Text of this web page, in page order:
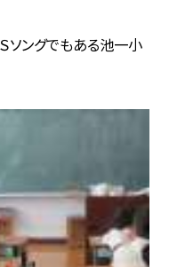
ソングでもある池一小